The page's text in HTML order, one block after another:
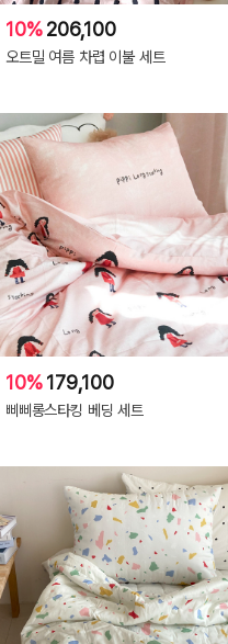
10%206,100
오트밀 여름 차렵 이불 세트
10%179,100
삐삐롱스타킹 베딩 세트